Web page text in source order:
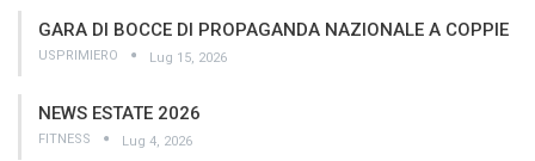
GARA DI BOCCE DI PROPAGANDA NAZIONALE A COPPIE
USPRIMIERO Lug 15, 2026
NEWS ESTATE 2026
FITNESS Lug 4, 2026